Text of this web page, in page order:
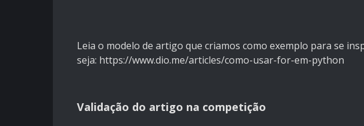
Leia o modelo de artigo que criamos como exemplo para se
seja: https://www.dio.me/articles/como-usar-for-em-python
Validação do artigo na competição